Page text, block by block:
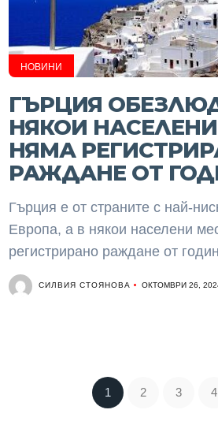
НОВИНИ
ГЪРЦИЯ
НЯКОИ
НЯМА
РАЖДАНЕ ОТ
Гърция е от страните с най-
Европа, а в някои населени
регистрирано раждане от
СИЛВИЯ СТОЯНОВА ОКТОМВРИ 26,
1 2 3 4